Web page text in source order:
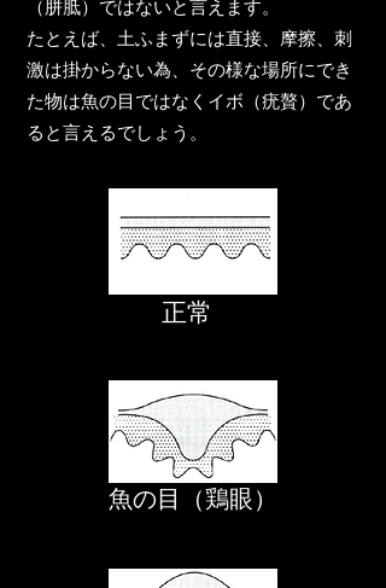
（胼胝）ではないと言えます。
たとえば、土ふまずには直接、摩擦、刺
激は掛からない為、その様な場所にでき
た物は魚の目ではなくイボ（疣贅）であ
ると言えるでしょう。
​正常
魚の目（鶏眼）